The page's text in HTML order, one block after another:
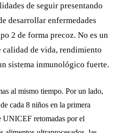
de seguir presentando
desarrollar enfermedades
2 de forma precoz. No es un
calidad de vida, rendimiento
sistema inmunológico fuerte.
al mismo tiempo. Por un lado,
cada 8 niños en la primera
UNICEF retomadas por el